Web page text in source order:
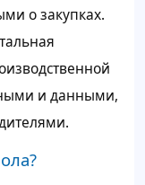
о закупках.
и данными,